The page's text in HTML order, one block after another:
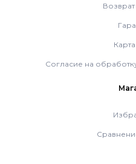
Комплект
Согласие на